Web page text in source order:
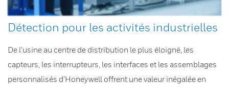
Détection pour les activités industrielles
De l’usine au centre de distribution le plus éloigné, les
capteurs, les interrupteurs, les interfaces et les assemblages
personnalisés d’Honeywell offrent une valeur inégalée en